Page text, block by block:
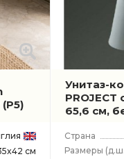
(P5)
см
Унитаз-
65,6 см,
Страна
Размеры